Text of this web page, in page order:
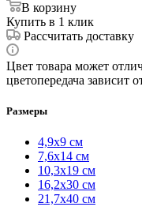
В корзину
Купить в 1 клик
Рассчитать доставку
Цвет товара может
цветопередача зависит
Размеры
4,9х9 см
7,6х14 см
10,3х19 см
16,2х30 см
21,7х40 см